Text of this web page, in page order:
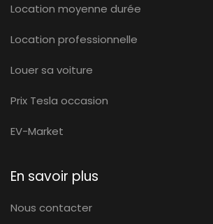
Location moyenne durée
Location professionnelle
Louer sa voiture
Prix Tesla occasion
EV-Market
En savoir plus
Nous contacter